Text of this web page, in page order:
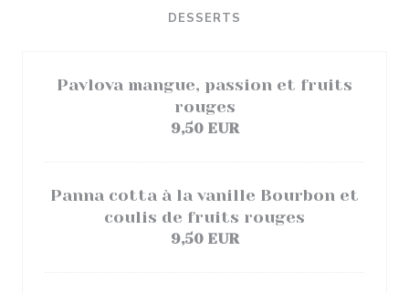
DESSERTS
Pavlova mangue, passion et fruits
rouges
9,50 EUR
Panna cotta à la vanille Bourbon et
coulis de fruits rouges
9,50 EUR